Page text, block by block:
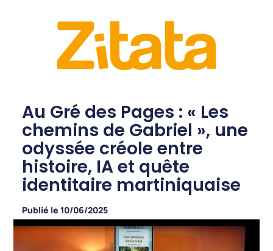
Au Gré des Pages : « Les
chemins de Gabriel », une
odyssée créole entre
histoire, IA et quête
identitaire martiniquaise
Publié le 10/06/2025